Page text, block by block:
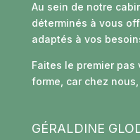
Au sein de notre
déterminés à vous
adaptés à vos
Faites le premier
forme, car chez
GÉRALDINE